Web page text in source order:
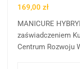
169,00 zł
MANICURE
zaświadczeniem
Centrum Rozwoju